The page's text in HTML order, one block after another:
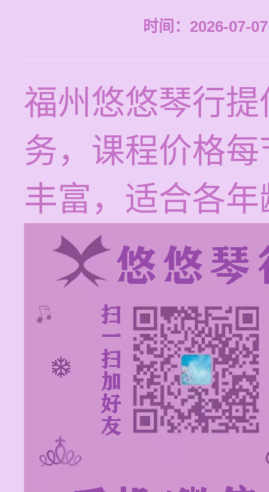
时间：2026-07-
福州悠悠琴行
务，课程价格
丰富，适合各